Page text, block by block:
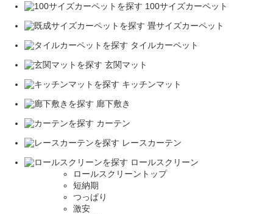
100サイズカーペット
畳サイズカーペット
タイルカーペット
玄関マット
キッチンマット
廊下敷き
カーテン
レースカーテン
ロールスクリーン
ロールスクリーントップ
短納期
つっぱり
激安